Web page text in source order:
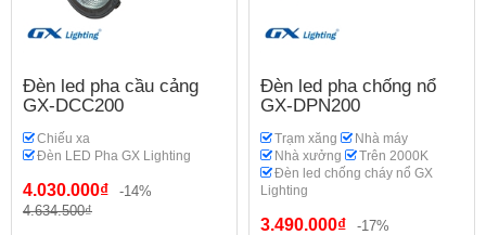
Đèn led pha cầu cảng
GX-DCC200
Chiếu xa
Đèn LED Pha GX Lighting
4.030.000₫
-14%
4.634.500₫
Đèn led pha chống nổ
GX-DPN200
Trạm xăng
Nhà máy
Nhà xưởng
Trên 2000K
Đèn led chống cháy nổ GX
Lighting
3.490.000₫
-17%